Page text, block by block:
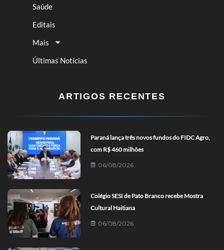
Saúde
Editais
Mais
Últimas Notícias
ARTIGOS RECENTES
Paraná lança três novos fundos do FIDC Agro,
com R$ 460 milhões
06/08/2026
Colégio SESI de Pato Branco recebe Mostra
Cultural Haitiana
06/08/2026